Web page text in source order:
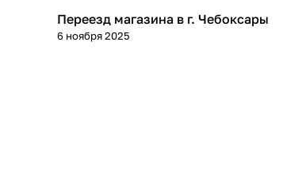
Переезд магазина в г. Чебоксары
6 ноября 2025